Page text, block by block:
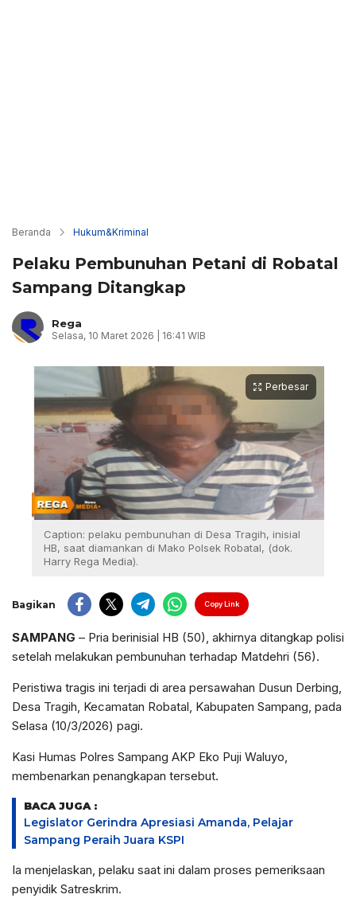
Beranda Hukum&Kriminal
Pelaku Pembunuhan Petani di Robatal
Sampang Ditangkap
Rega
Selasa, 10 Maret 2026 | 16:41 WIB
Perbesar
Caption: pelaku pembunuhan di Desa Tragih, inisial
HB, saat diamankan di Mako Polsek Robatal, (dok.
Harry Rega Media).
Bagikan Copy Link
SAMPANG – Pria berinisial HB (50), akhirnya ditangkap polisi
setelah melakukan pembunuhan terhadap Matdehri (56).
Peristiwa tragis ini terjadi di area persawahan Dusun Derbing,
Desa Tragih, Kecamatan Robatal, Kabupaten Sampang, pada
Selasa (10/3/2026) pagi.
Kasi Humas Polres Sampang AKP Eko Puji Waluyo,
membenarkan penangkapan tersebut.
BACA JUGA :
Legislator Gerindra Apresiasi Amanda, Pelajar
Sampang Peraih Juara KSPI
Ia menjelaskan, pelaku saat ini dalam proses pemeriksaan
penyidik Satreskrim.